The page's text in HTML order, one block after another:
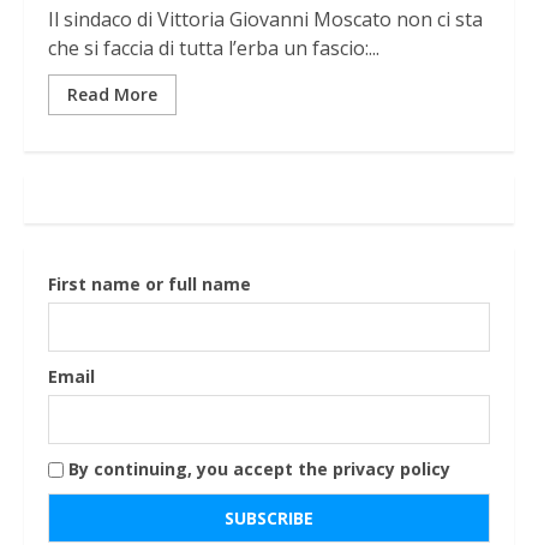
Il sindaco di Vittoria Giovanni Moscato non ci sta
che si faccia di tutta l’erba un fascio:...
Read More
First name or full name
Email
By continuing, you accept the privacy policy